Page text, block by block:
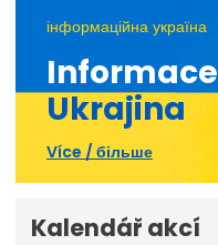
інформаційна україна
Informace
Ukrajina
Více / більше
Kalendář akcí